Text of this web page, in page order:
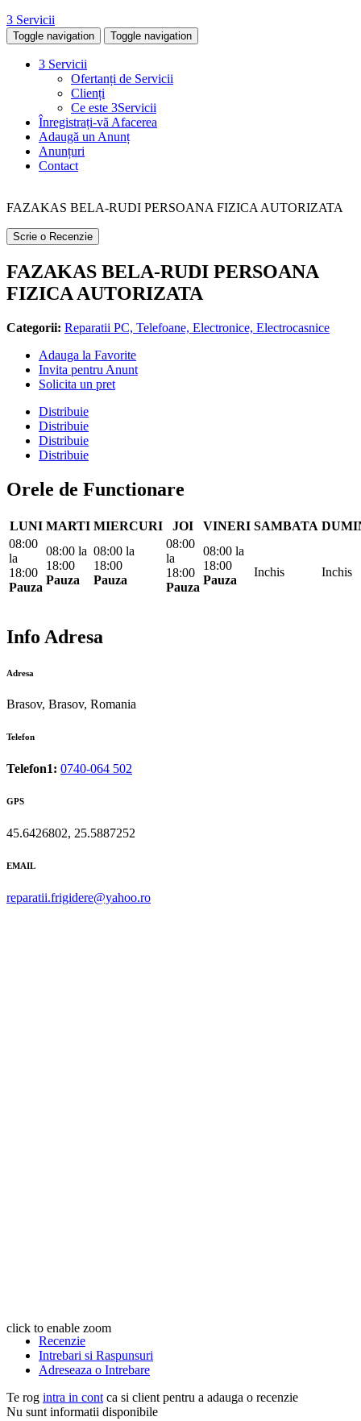
3 Servicii
Toggle navigation Toggle navigation
3 Servicii
Ofertanți de Servicii
Clienți
Ce este 3Servicii
Înregistrați-vă Afacerea
Adaugă un Anunț
Anunțuri
Contact
FAZAKAS BELA-RUDI PERSOANA FIZICA AUTORIZATA
Scrie o Recenzie
FAZAKAS BELA-RUDI PERSOANA
FIZICA AUTORIZATA
Categorii: Reparatii PC, Telefoane, Electronice, Electrocasnice
Adauga la Favorite
Invita pentru Anunt
Solicita un pret
Distribuie
Distribuie
Distribuie
Distribuie
Orele de Functionare
LUNI MARTI MIERCURI JOI VINERI SAMBATA
08:00
la
18:00
Pauza
08:00 la
18:00
Pauza
08:00 la
18:00
Pauza
08:00
la
18:00
Pauza
08:00 la
18:00
Pauza
Inchis Inchis
Info Adresa
Adresa
Brasov, Brasov, Romania
Telefon
Telefon1: 0740-064 502
GPS
45.6426802, 25.5887252
EMAIL
reparatii.frigidere@yahoo.ro
click to enable zoom
Recenzie
Intrebari si Raspunsuri
Adreseaza o Intrebare
Te rog intra in cont ca si client pentru a adauga o recenzie
Nu sunt informatii disponibile